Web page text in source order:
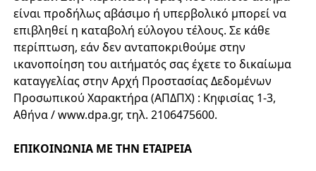
είναι προδήλως αβάσιμο ή υπερβολικό μπορεί να
επιβληθεί η καταβολή εύλογου τέλους. Σε κάθε
περίπτωση, εάν δεν ανταποκριθούμε στην
ικανοποίηση του αιτήματός σας έχετε το δικαίωμα
καταγγελίας στην Αρχή Προστασίας Δεδομένων
Προσωπικού Χαρακτήρα (ΑΠΔΠΧ) : Κηφισίας 1-3,
Αθήνα / www.dpa.gr, τηλ. 2106475600.
ΕΠΙΚΟΙΝΩΝΙΑ ΜΕ ΤΗΝ ΕΤΑΙΡΕΙΑ